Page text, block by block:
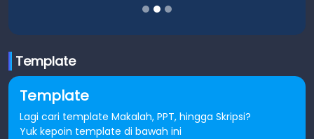
Template
Template
Lagi cari template Makalah, PPT, hingga Skripsi?
Yuk kepoin template di bawah ini